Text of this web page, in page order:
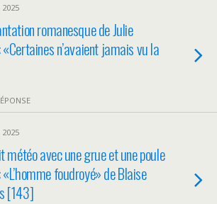
2025
romanesque de Julie
n’avaient jamais vu la
2025
météo avec une grue et une poule
foudroyé» de Blaise
[143]